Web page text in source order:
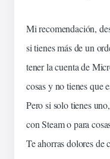
Mi recomendación,
si tienes más de un
tener la cuenta de
cosas y no tienes que
Pero si solo tienes
con Steam o para
Te ahorras dolores de